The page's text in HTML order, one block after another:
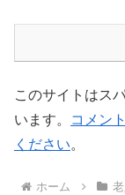
このサイトはス
います。
コメン
ください。
ホーム